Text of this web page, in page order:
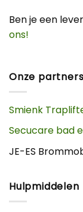
Ben je een
ons!
Onze partners
Smienk
Secucare bad
JE-ES
Hulpmiddelen